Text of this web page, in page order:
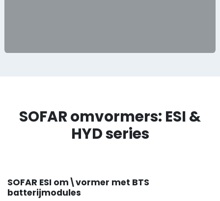
SOFAR omvormers: ESI &
HYD series
SOFAR ESI om\vormer met BTS
batterijmodules